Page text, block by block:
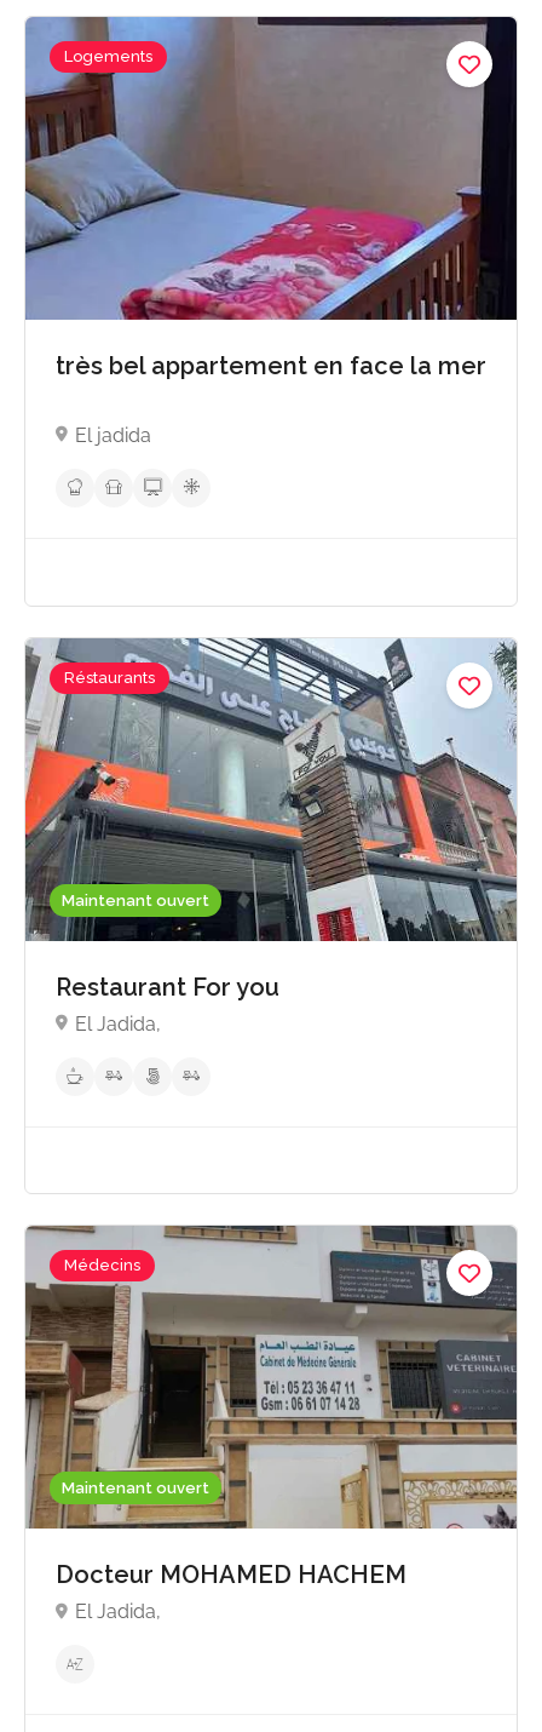
Logements
très bel appartement en face la mer
El jadida
Maintenant ouvert
Réstaurants
Restaurant For you
El Jadida,
Maintenant ouvert
Médecins
Docteur MOHAMED HACHEM
El Jadida,